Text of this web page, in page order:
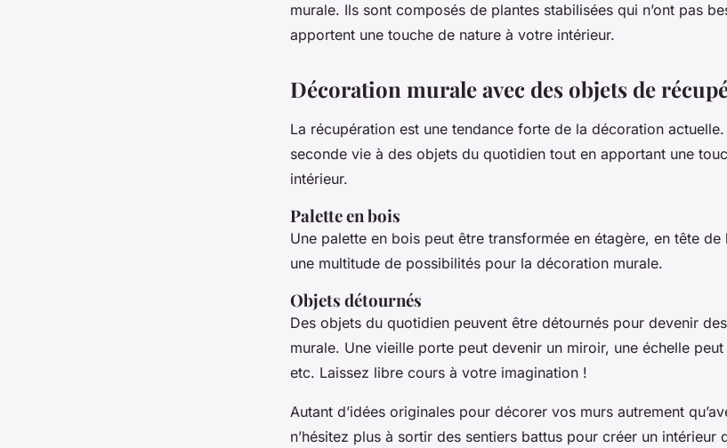
murale. Ils sont composés de plantes stabilisées qui n’ont pas
apportent une touche de nature à votre intérieur.
Décoration murale avec des objets de
La récupération est une tendance forte de la décoration
seconde vie à des objets du quotidien tout en apportant une
intérieur.
Palette en bois
Une palette en bois peut être transformée en étagère, en tête
une multitude de possibilités pour la décoration murale.
Objets détournés
Des objets du quotidien peuvent être détournés pour devenir
murale. Une vieille porte peut devenir un miroir, une échelle
etc. Laissez libre cours à votre imagination !
Autant d’idées originales pour décorer vos murs autrement
n’hésitez plus à sortir des sentiers battus pour créer un intérieur